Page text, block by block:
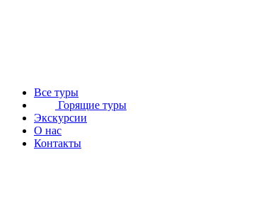
Все туры
Горящие туры
Экскурсии
О нас
Контакты